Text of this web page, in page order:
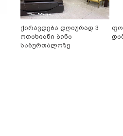
ქირავდება დღიურად 3
ოთახიანი ბინა
საბურთალოზე